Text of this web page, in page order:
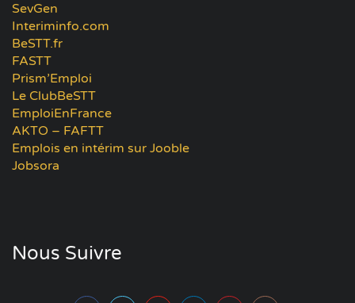
SevGen
Interiminfo.com
BeSTT.fr
FASTT
Prism’Emploi
Le ClubBeSTT
EmploiEnFrance
AKTO – FAFTT
Emplois en intérim sur Jooble
Jobsora
Nous Suivre